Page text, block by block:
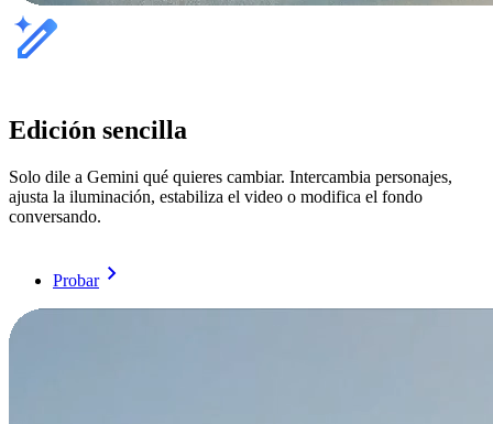
Edición sencilla
Solo dile a Gemini qué quieres cambiar. Intercambia personajes,
ajusta la iluminación, estabiliza el video o modifica el fondo
conversando.
Probar